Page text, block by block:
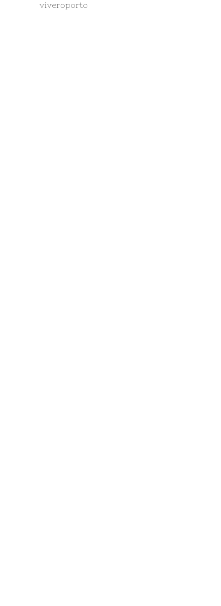
viveroporto